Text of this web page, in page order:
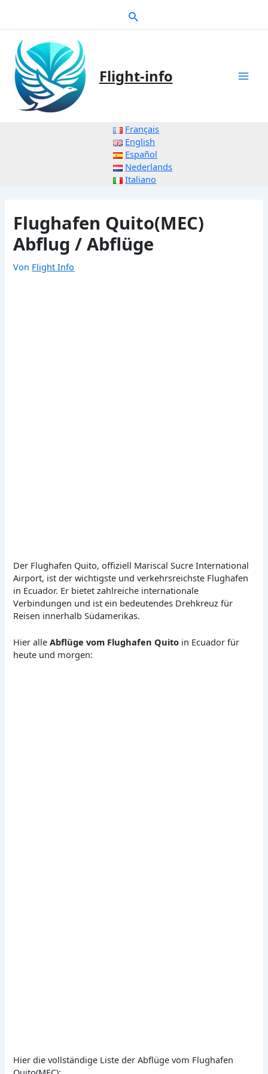
Suche
Flight-info
Français
English
Español
Nederlands
Italiano
Flughafen Quito(MEC)
Abflug / Abflüge
Von Flight Info
Der Flughafen Quito, offiziell Mariscal Sucre International
Airport, ist der wichtigste und verkehrsreichste Flughafen
in Ecuador. Er bietet zahlreiche internationale
Verbindungen und ist ein bedeutendes Drehkreuz für
Reisen innerhalb Südamerikas.
Hier alleAbflüge vom Flughafen Quito in Ecuador für
heute und morgen:
Hier die vollständige Liste der Abflüge vom Flughafen